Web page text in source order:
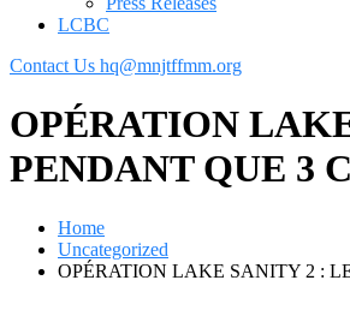
LCBC
Contact Us hq@mnjtffmm.org
OPÉRATION
PENDANT QUE 3
Home
Uncategorized
OPÉRATION LAKE SANITY 2 :